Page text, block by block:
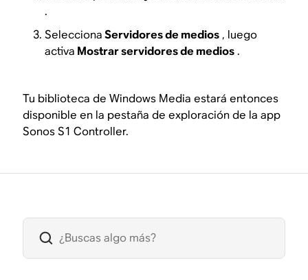
.
SeleccionaServidores de medios , luego
activa Mostrar servidores de medios.
Tu biblioteca de Windows Media estará entonces
disponible en la pestaña de exploración de la app
Sonos S1 Controller.